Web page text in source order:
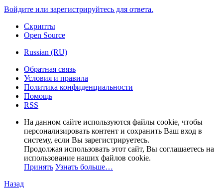
Войдите или зарегистрируйтесь для ответа.
Скрипты
Open Source
Russian (RU)
Обратная связь
Условия и правила
Политика конфиденциальности
Помощь
RSS
На данном сайте используются файлы cookie, чтобы
персонализировать контент и сохранить Ваш вход в
систему, если Вы зарегистрируетесь.
Продолжая использовать этот сайт, Вы соглашаетесь на
использование наших файлов cookie.
Принять Узнать больше…
Назад